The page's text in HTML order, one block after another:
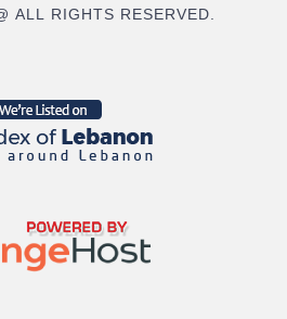
ALL RIGHTS RESERVED.